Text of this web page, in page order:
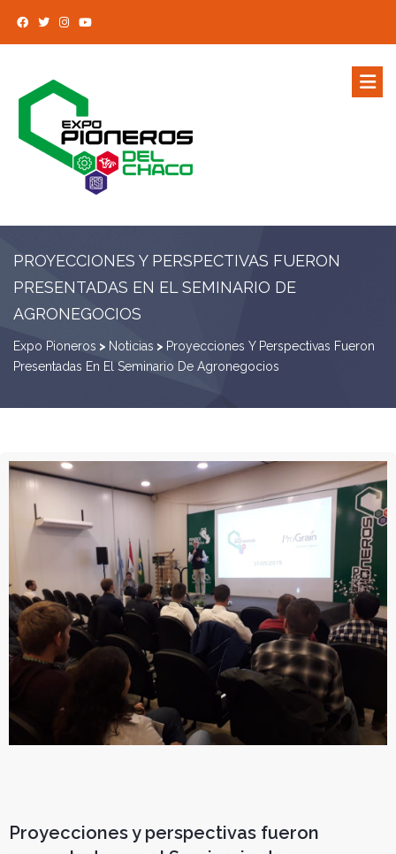
PROYECCIONES Y PERSPECTIVAS FUERON
PRESENTADAS EN EL SEMINARIO DE
AGRONEGOCIOS
Expo Pioneros > Noticias > Proyecciones Y Perspectivas Fueron
Presentadas En El Seminario De Agronegocios
Proyecciones y perspectivas fueron